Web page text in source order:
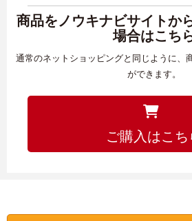
商品をノウキナビサイトか
場合はこち
通常のネットショッピングと同じように、
ができます。
ご購入はこち